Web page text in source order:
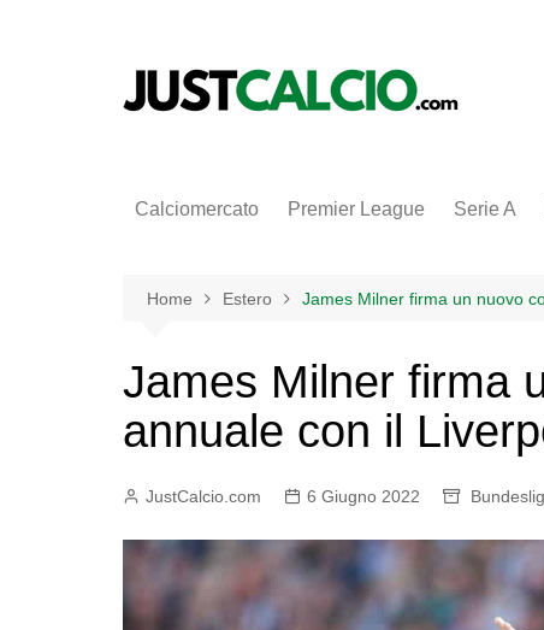
Calciomercato Premier League Serie A
Home Estero James Milner firma un nuovo
James Milner firma
annuale con il
JustCalcio.com 6 Giugno 2022